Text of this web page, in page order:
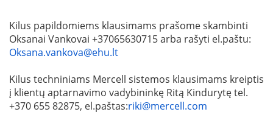
Kilus papildomiems klausimams prašome skambinti
Oksanai Vankovai +37065630715 arba rašyti el.paštu:
Oksana.vankova@ehu.lt
Kilus techniniams Mercell sistemos klausimams kreiptis
į klientų aptarnavimo vadybininkę Ritą Kindurytę tel.
+370 655 82875, el.paštas:riki@mercell.com